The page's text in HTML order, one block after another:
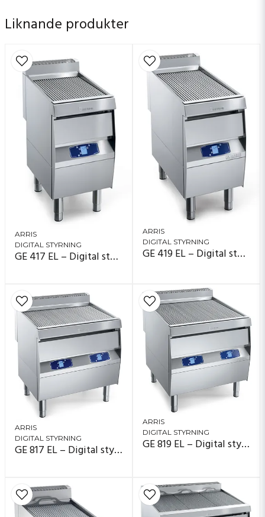
vardagen betyder det en grill som värms snabbare,
håller en jämn temperatur över hela ytan, är stabil att
varje gång.
Arris Grillvapor® EL är en elgrill för kök som vill ha
snabb uppvärmning, mindre rök, bättre arbetsmiljö,
jämn temperatur, enklare rengöring och framför allt
mat som blir saftig på insidan och fint grillad på
utsidan – utan att man behöver stå och passa den in i
minsta detalj
Liknande produkter
ARRIS
DIGITAL STYRNING
GE 417 EL – Digital styrning (display)
ARRIS
DIGITAL STYRNING
GE 419 EL – Digital styrning (display)
ARRIS
DIGITAL STYRNING
GE 817 EL – Digital styrning (display)
ARRIS
DIGITAL STYRNING
GE 819 EL – Digital styrning (display)